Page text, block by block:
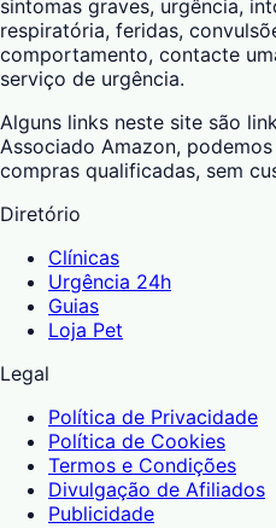
sintomas graves, urgência,
respiratória, feridas,
comportamento, contacte
serviço de urgência.
Alguns links neste site são
Associado Amazon,
compras qualificadas, sem
Diretório
Clínicas
Urgência 24h
Guias
Loja Pet
Legal
Política de Privacidade
Política de Cookies
Termos e Condições
Divulgação de Afiliados
Publicidade